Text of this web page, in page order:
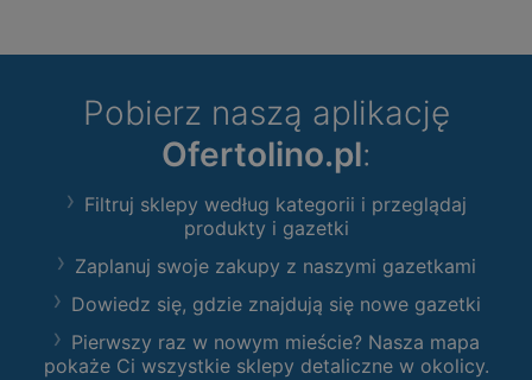
Pobierz naszą aplikację
Ofertolino.pl:
Filtruj sklepy według kategorii i przeglądaj
produkty i gazetki
Zaplanuj swoje zakupy z naszymi gazetkami
Dowiedz się, gdzie znajdują się nowe gazetki
Pierwszy raz w nowym mieście? Nasza mapa
pokaże Ci wszystkie sklepy detaliczne w okolicy.